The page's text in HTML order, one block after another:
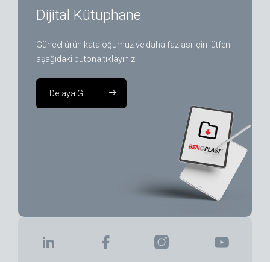
Dijital Kütüphane
Güncel ürün kataloğumuz ve daha fazlası için lütfen
aşağıdaki butona tıklayınız.
Detaya Git